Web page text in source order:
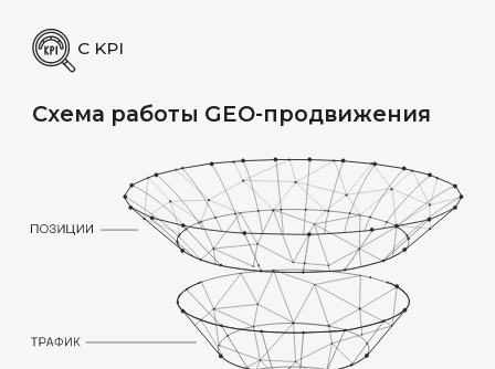
И СТРАХОВАНИЕ
интерпретация и сравнение. Алиса
агрегирует информацию и формирует
итоговый ответ
МЕДИЦИНА
И ЗДРАВООХРАНЕНИЕ
Приоритет получают источники